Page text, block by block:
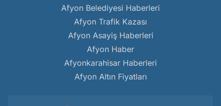
Afyon Belediyesi Haberleri
Afyon Trafik Kazası
Afyon Asayiş Haberleri
Afyon Haber
Afyonkarahisar Haberleri
Afyon Altın Fiyatları